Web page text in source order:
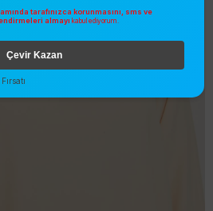
tarafınızca korunmasını, sms ve
almayı kabul ediyorum.
Çevir Kazan